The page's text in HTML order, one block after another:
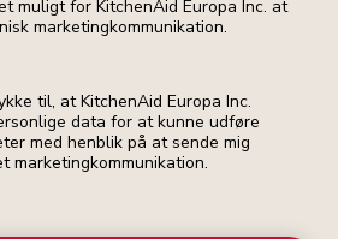
muligt for KitchenAid Europa Inc. at
marketingkommunikation.
til, at KitchenAid Europa Inc.
data for at kunne udføre
med henblik på at sende mig
marketingkommunikation.